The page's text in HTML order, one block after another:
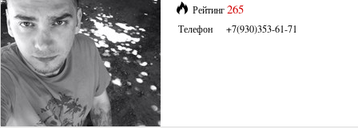
Рейтинг265
Телефон +7(930)353-61-71